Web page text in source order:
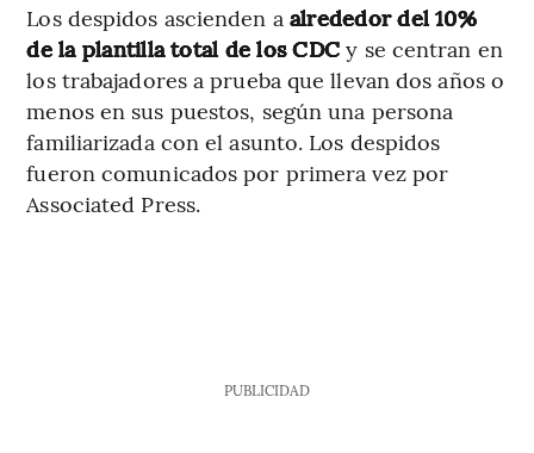
Los despidos ascienden a alrededor del 10%
de la plantilla total de los CDCy se centran en
los trabajadores a prueba que llevan dos años o
menos en sus puestos, según una persona
familiarizada con el asunto. Los despidos
fueron comunicados por primera vez por
Associated Press.
PUBLICIDAD